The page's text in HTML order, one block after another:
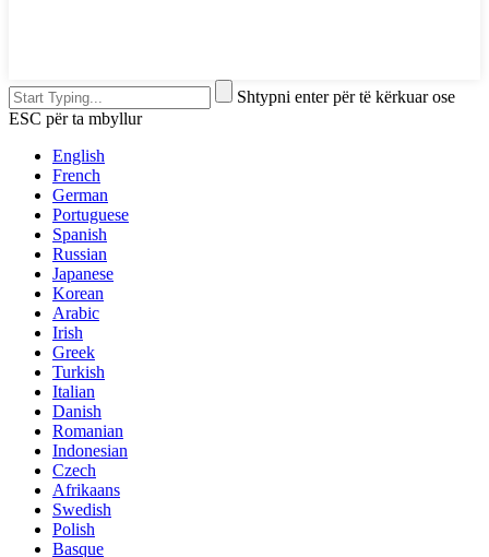
Shtypni enter për të kërkuar ose
ESC për ta mbyllur
English
French
German
Portuguese
Spanish
Russian
Japanese
Korean
Arabic
Irish
Greek
Turkish
Italian
Danish
Romanian
Indonesian
Czech
Afrikaans
Swedish
Polish
Basque